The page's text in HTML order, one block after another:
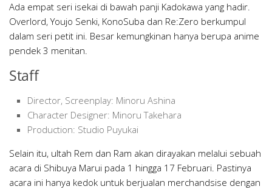
Ada empat seri isekai di bawah panji Kadokawa yang hadir.
Overlord, Youjo Senki, KonoSuba dan Re:Zero berkumpul
dalam seri petit ini. Besar kemungkinan hanya berupa anime
pendek 3 menitan.
Staff
Director, Screenplay: Minoru Ashina
Character Designer: Minoru Takehara
Production: Studio Puyukai
Selain itu, ultah Rem dan Ram akan dirayakan melalui sebuah
acara di Shibuya Marui pada 1 hingga 17 Februari. Pastinya
acara ini hanya kedok untuk berjualan merchandsise dengan